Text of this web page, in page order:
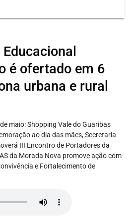
três medalhas, sendo dois
a estudante Maria Jhulya
é ofertado em 6
urbana e rural
maio: Shopping Vale do Guaribas
ao dia das mães, Secretaria
III Encontro de Portadores da
da Morada Nova promove ação com
e Fortalecimento de